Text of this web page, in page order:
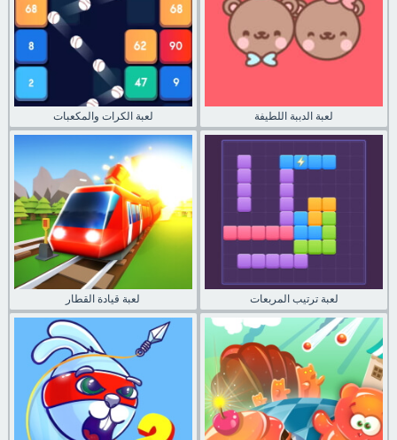
لعبة الكرات والمكعبات لعبة الدببة اللطيفة
لعبة قيادة القطار لعبة ترتيب المربعات